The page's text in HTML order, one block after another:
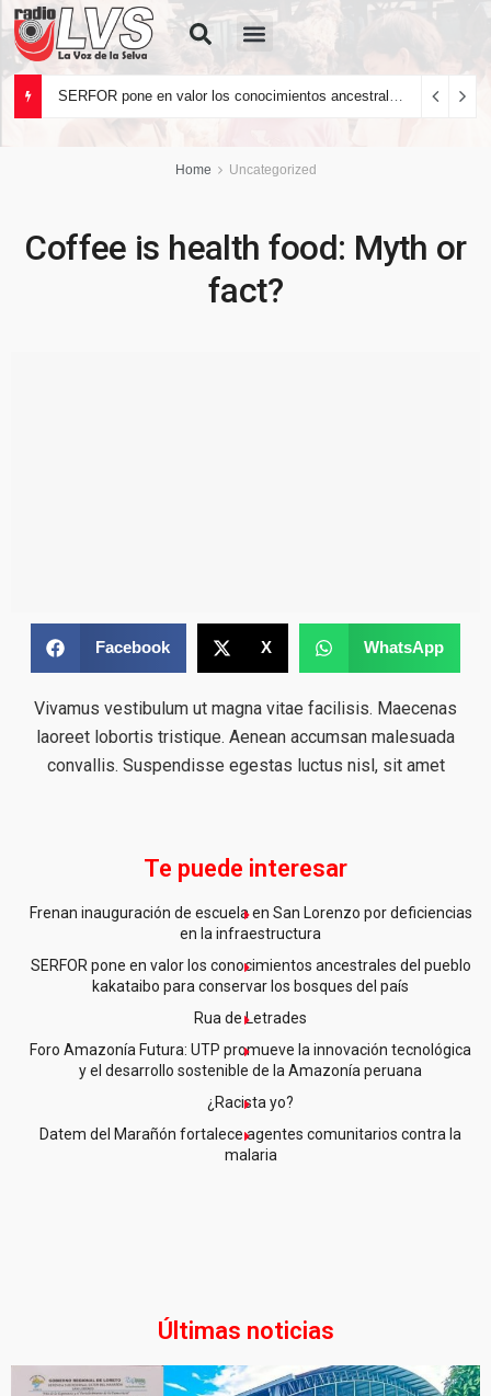
Home Uncategorized
Coffee is health food: Myth or
fact?
Facebook X WhatsApp
Vivamus vestibulum ut magna vitae facilisis. Maecenas
laoreet lobortis tristique. Aenean accumsan malesuada
convallis. Suspendisse egestas luctus nisl, sit amet
Te puede interesar
Frenan inauguración de escuela en San Lorenzo por deficiencias
en la infraestructura
SERFOR pone en valor los conocimientos ancestrales del pueblo
kakataibo para conservar los bosques del país
Rua de Letrades
Foro Amazonía Futura: UTP promueve la innovación tecnológica
y el desarrollo sostenible de la Amazonía peruana
¿Racista yo?
Datem del Marañón fortalece agentes comunitarios contra la
malaria
Últimas noticias